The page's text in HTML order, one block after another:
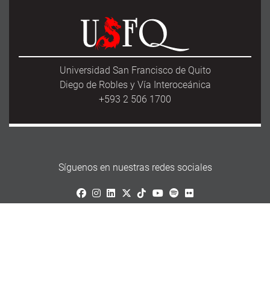
Universidad San Francisco de Quito
Diego de Robles y Vía Interoceánica
+593 2 506 1700
Síguenos en nuestras redes sociales